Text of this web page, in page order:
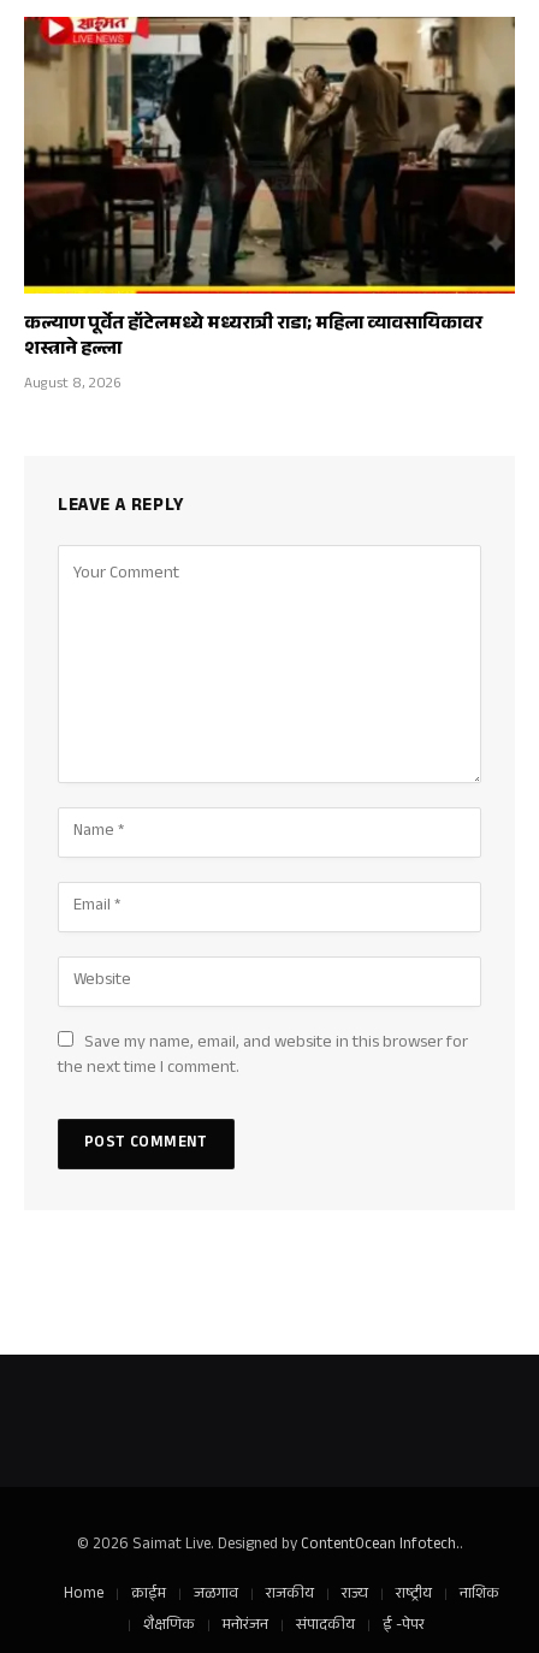
कल्याण पूर्वेत हॉटेलमध्ये मध्यरात्री राडा; महिला व्यावसायिकावर
शस्त्राने हल्ला
August 8, 2026
LEAVE A REPLY
Save my name, email, and website in this browser for
the next time I comment.
© 2026 Saimat Live. Designed byContentOcean Infotech..
Home
क्राईम जळगाव राजकीय राज्य राष्ट्रीय
नाशिक
शैक्षणिक
मनोरंजन संपादकीय ई -पेपर